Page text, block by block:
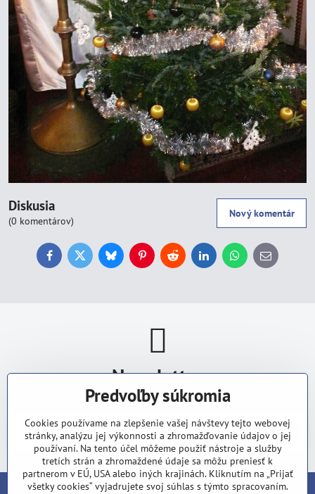
Diskusia
(0 komentárov)
Nový komentár
FacebookTwitterBlueskyPinterestReddit LinkedInWhatsApp
E-
mail
Newsletter
Odoberať naše novinky:
Odoberať
Predvoľby súkromia
Cookies používame na zlepšenie vašej návštevy tejto webovej
stránky, analýzu jej výkonnosti a zhromažďovanie údajov o jej
používaní. Na tento účel môžeme použiť nástroje a služby
tretích strán a zhromaždené údaje sa môžu preniesť k
partnerom v EÚ, USA alebo iných krajinách. Kliknutím na „Prijať
všetky cookies“ vyjadrujete svoj súhlas s týmto spracovaním.